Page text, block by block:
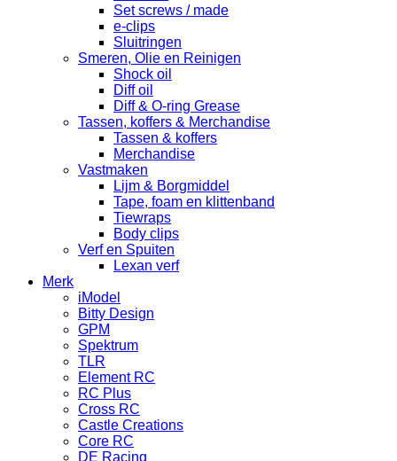
Set screws / made
e-clips
Sluitringen
Smeren, Olie en Reinigen
Shock oil
Diff oil
Diff & O-ring Grease
Tassen, koffers & Merchandise
Tassen & koffers
Merchandise
Vastmaken
Lijm & Borgmiddel
Tape, foam en klittenband
Tiewraps
Body clips
Verf en Spuiten
Lexan verf
Merk
iModel
Bitty Design
GPM
Spektrum
TLR
Element RC
RC Plus
Cross RC
Castle Creations
Core RC
DE Racing